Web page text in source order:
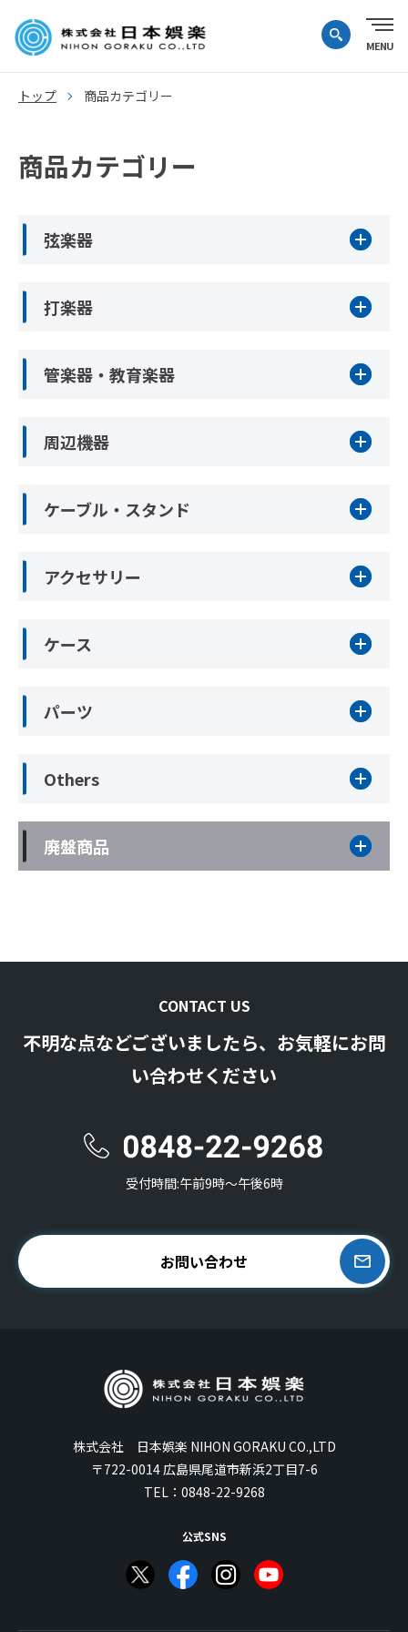
トップ 商品カテゴリー
商品カテゴリー
弦楽器
打楽器
管楽器・教育楽器
周辺機器
ケーブル・スタンド
アクセサリー
ケース
パーツ
Others
廃盤商品
CONTACT US
不明な点などございましたら、お気軽にお問
い合わせください
受付時間:午前9時〜午後6時
お問い合わせ
株式会社 日本娯楽 NIHON GORAKU CO.,LTD
〒722-0014 広島県尾道市新浜2丁目7-6
TEL： 0848-22-9268
公式SNS